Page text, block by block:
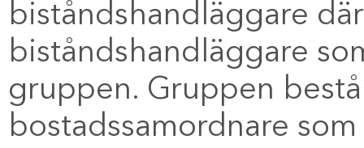
biståndshandläggare
biståndshandläggare
gruppen. Gruppen
bostadssamordnare